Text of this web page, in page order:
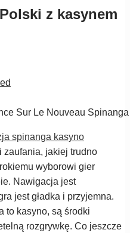
z kasynem
spinanga kasyno
zaufania, jakiej trudno
wyborowi gier
Nawigacja jest
jest gładka i przyjemna.
to kasyno, są środki
rozgrywkę. Co jeszcze